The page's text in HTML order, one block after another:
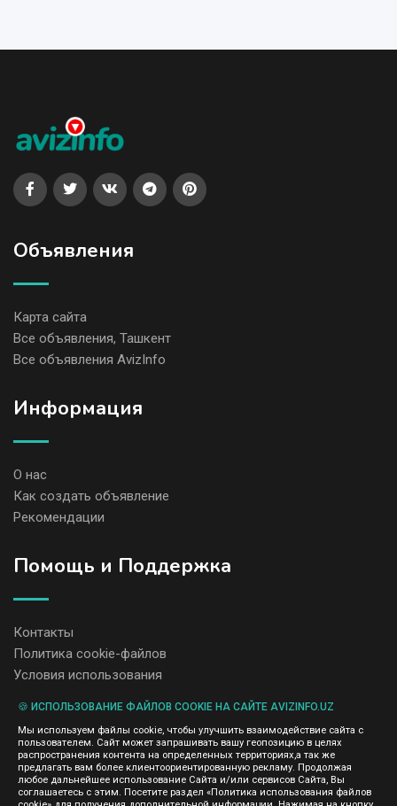
Объявления
Карта сайта
Все объявления, Ташкент
Все объявления AvizInfo
Информация
О нас
Как создать объявление
Рекомендации
Помощь и Поддержка
Контакты
Политика cookie-файлов
Условия использования
содержание размещенных объявлений.
Мы ценим конфиденциальность наших пользователей. Мы не
передаем и не продаем личную информацию зарегистрированных
пользователей AvizInfo.uz третьим лицам. Мы не отвечаем за
правила конфиденциальности сайтов на которые ссылается
AvizInfo.uz. На некоторых страницах нашего сайта представлена
🍪 ИСПОЛЬЗОВАНИЕ ФАЙЛОВ COOKIE НА САЙТЕ AVIZINFO.UZ
Мы используем файлы cookie, чтобы улучшить взаимодействие сайта с
пользователем. Сайт может запрашивать вашу геопозицию в целях
распространения контента на определенных территориях,а так же
предлагать вам более клиентоориентированную рекламу. Продолжая
любое дальнейшее использование Сайта и/или сервисов Сайта, Вы
соглашаетесь с этим. Посетите раздел «Политика использования файлов